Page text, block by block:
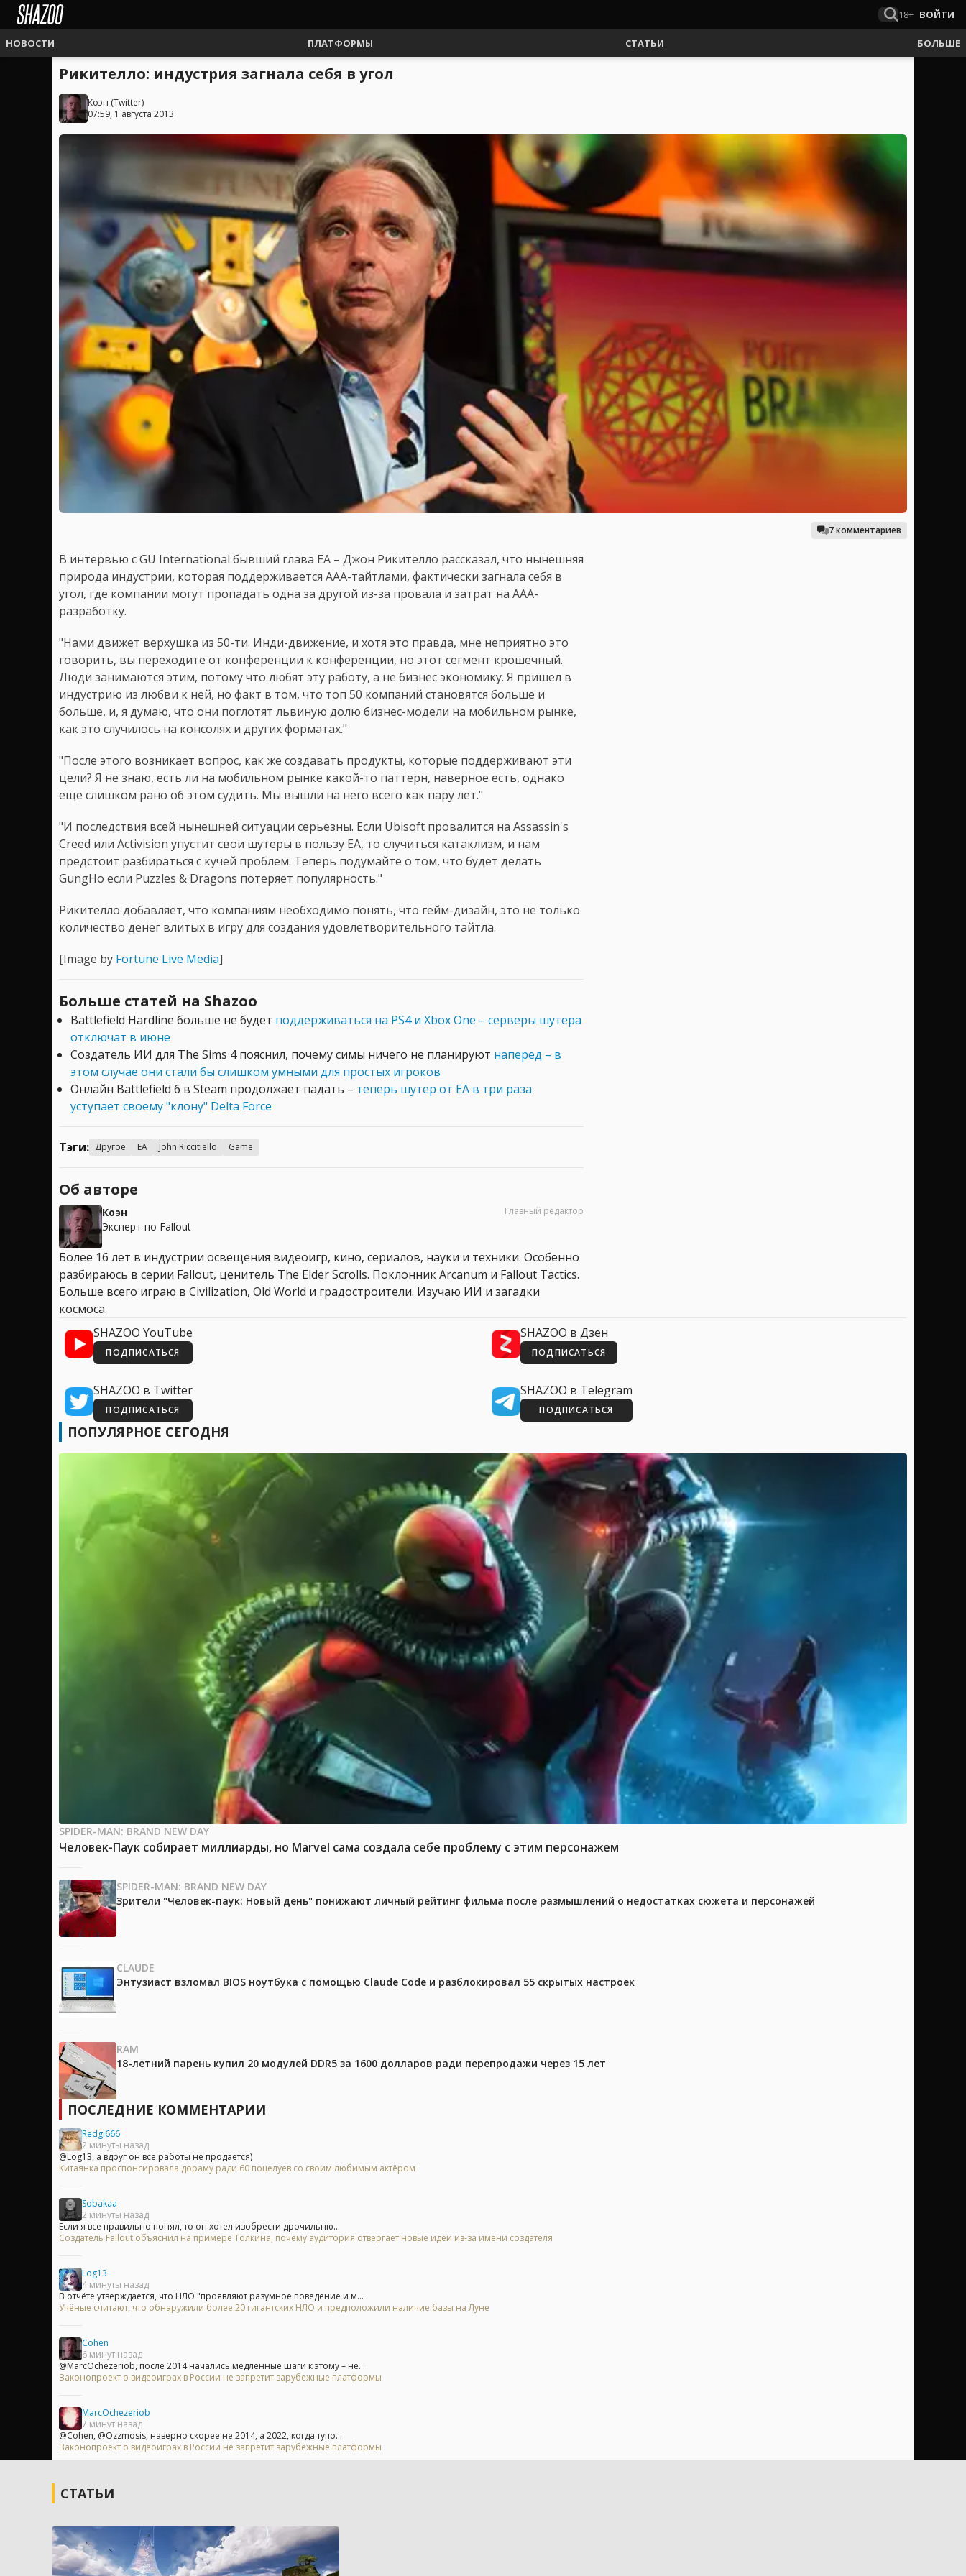
18+ ВОЙТИ
НОВОСТИ ПЛАТФОРМЫ СТАТЬИ БОЛЬШЕ
Рикителло: индустрия загнала себя в угол
Коэн (Twitter)
07:59, 1 августа 2013
7 комментариев
В интервью с GU International бывший глава EA – Джон Рикителло рассказал, что нынешняя
природа индустрии, которая поддерживается AAA-тайтлами, фактически загнала себя в
угол, где компании могут пропадать одна за другой из-за провала и затрат на AAA-
разработку.
"Нами движет верхушка из 50-ти. Инди-движение, и хотя это правда, мне неприятно это
говорить, вы переходите от конференции к конференции, но этот сегмент крошечный.
Люди занимаются этим, потому что любят эту работу, а не бизнес экономику. Я пришел в
индустрию из любви к ней, но факт в том, что топ 50 компаний становятся больше и
больше, и, я думаю, что они поглотят львиную долю бизнес-модели на мобильном рынке,
как это случилось на консолях и других форматах."
"После этого возникает вопрос, как же создавать продукты, которые поддерживают эти
цели? Я не знаю, есть ли на мобильном рынке какой-то паттерн, наверное есть, однако
еще слишком рано об этом судить. Мы вышли на него всего как пару лет."
"И последствия всей нынешней ситуации серьезны. Если Ubisoft провалится на Assassin's
Creed или Activision упустит свои шутеры в пользу EA, то случиться катаклизм, и нам
предстоит разбираться с кучей проблем. Теперь подумайте о том, что будет делать
GungHo если Puzzles & Dragons потеряет популярность."
Рикителло добавляет, что компаниям необходимо понять, что гейм-дизайн, это не только
количество денег влитых в игру для создания удовлетворительного тайтла.
[Image by Fortune Live Media]
Больше статей на Shazoo
Battlefield Hardline больше не будет поддерживаться на PS4 и Xbox One – серверы шутера
отключат в июне
Создатель ИИ для The Sims 4 пояснил, почему симы ничего не планируют наперед – в
этом случае они стали бы слишком умными для простых игроков
Онлайн Battlefield 6 в Steam продолжает падать – теперь шутер от EA в три раза
уступает своему "клону" Delta Force
Тэги: Другое EA John Riccitiello Game
Об авторе
Коэн
Эксперт по Fallout
Главный редактор
Более 16 лет в индустрии освещения видеоигр, кино, сериалов, науки и техники. Особенно
разбираюсь в серии Fallout, ценитель The Elder Scrolls. Поклонник Arcanum и Fallout Tactics.
Больше всего играю в Civilization, Old World и градостроители. Изучаю ИИ и загадки
космоса.
SHAZOO YouTube
ПОДПИСАТЬСЯ
SHAZOO в Дзен
ПОДПИСАТЬСЯ
SHAZOO в Twitter
ПОДПИСАТЬСЯ
SHAZOO в Telegram
ПОДПИСАТЬСЯ
ПОПУЛЯРНОЕ СЕГОДНЯ
SPIDER-MAN: BRAND NEW DAY
Человек-Паук собирает миллиарды, но Marvel сама создала себе проблему с этим персонажем
SPIDER-MAN: BRAND NEW DAY
Зрители "Человек-паук: Новый день" понижают личный рейтинг фильма после размышлений о недостатках сюжета и персонажей
CLAUDE
Энтузиаст взломал BIOS ноутбука с помощью Claude Code и разблокировал 55 скрытых настроек
RAM
18-летний парень купил 20 модулей DDR5 за 1600 долларов ради перепродажи через 15 лет
ПОСЛЕДНИЕ КОММЕНТАРИИ
Redgi666
2 минуты назад
@Log13, а вдруг он все работы не продается)
Китаянка проспонсировала дораму ради 60 поцелуев со своим любимым актёром
Sobakaa
2 минуты назад
Если я все правильно понял, то он хотел изобрести дрочильню...
Создатель Fallout объяснил на примере Толкина, почему аудитория отвергает новые идеи из-за имени создателя
Log13
4 минуты назад
В отчёте утверждается, что НЛО "проявляют разумное поведение и м...
Учёные считают, что обнаружили более 20 гигантских НЛО и предположили наличие базы на Луне
Cohen
6 минут назад
@MarcOchezeriob, после 2014 начались медленные шаги к этому – не...
Законопроект о видеоиграх в России не запретит зарубежные платформы
MarcOchezeriob
7 минут назад
@Cohen, @Ozzmosis, наверно скорее не 2014, а 2022, когда тупо...
Законопроект о видеоиграх в России не запретит зарубежные платформы
СТАТЬИ